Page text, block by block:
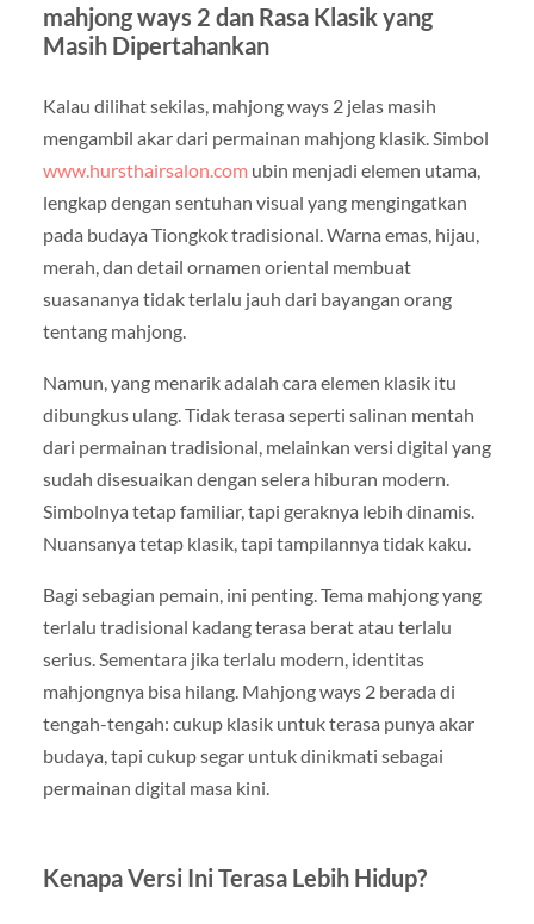
mahjong ways 2 dan Rasa Klasik yang
Masih Dipertahankan
Kalau dilihat sekilas, mahjong ways 2 jelas masih
mengambil akar dari permainan mahjong klasik. Simbol
www.hursthairsalon.com ubin menjadi elemen utama,
lengkap dengan sentuhan visual yang mengingatkan
pada budaya Tiongkok tradisional. Warna emas, hijau,
merah, dan detail ornamen oriental membuat
suasananya tidak terlalu jauh dari bayangan orang
tentang mahjong.
Namun, yang menarik adalah cara elemen klasik itu
dibungkus ulang. Tidak terasa seperti salinan mentah
dari permainan tradisional, melainkan versi digital yang
sudah disesuaikan dengan selera hiburan modern.
Simbolnya tetap familiar, tapi geraknya lebih dinamis.
Nuansanya tetap klasik, tapi tampilannya tidak kaku.
Bagi sebagian pemain, ini penting. Tema mahjong yang
terlalu tradisional kadang terasa berat atau terlalu
serius. Sementara jika terlalu modern, identitas
mahjongnya bisa hilang. Mahjong ways 2 berada di
tengah-tengah: cukup klasik untuk terasa punya akar
budaya, tapi cukup segar untuk dinikmati sebagai
permainan digital masa kini.
Kenapa Versi Ini Terasa Lebih Hidup?